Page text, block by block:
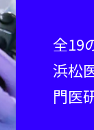
全19
浜松
門医